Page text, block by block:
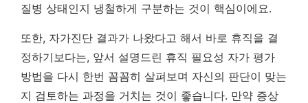
질병 상태인지 냉철하게 구분하는 것이 핵심이에요.
또한, 자가진단 결과가 나왔다고 해서 바로 휴직을 결
정하기보다는, 앞서 설명드린 휴직 필요성 자가 평가
방법을 다시 한번 꼼꼼히 살펴보며 자신의 판단이 맞는
지 검토하는 과정을 거치는 것이 좋습니다. 만약 증상